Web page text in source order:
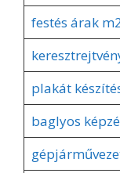
festés árak
plakát
baglyos